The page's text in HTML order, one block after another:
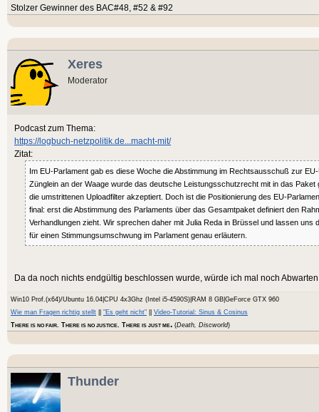
Stolzer Gewinner des BAC#48, #52 & #92
Xeres
Moderator
Podcast zum Thema:
https://logbuch-netzpolitik.de...macht-mit/
Zitat:
Im EU-Parlament gab es diese Woche die Abstimmung im Rechtsausschuß zur
Zünglein an der Waage wurde das deutsche Leistungsschutzrecht mit in das
die umstrittenen Uploadfilter akzeptiert. Doch ist die Positionierung des EU-
final: erst die Abstimmung des Parlaments über das Gesamtpaket definiert den
Verhandlungen zieht. Wir sprechen daher mit Julia Reda in Brüssel und lassen uns
für einen Stimmungsumschwung im Parlament genau erläutern.
Da da noch nichts endgültig beschlossen wurde, würde ich mal noch
Win10 Prof.(x64)/Ubuntu 16.04|CPU 4x3Ghz (Intel i5-4590S)|RAM 8 GB|GeForce GTX 960
Wie man Fragen richtig stellt
"Es geht nicht"
Video-Tutorial: Sinus & Cosinus
THERE IS NO FAIR. THERE IS NO JUSTICE. THERE IS JUST ME. (Death, Discworld)
Thunder